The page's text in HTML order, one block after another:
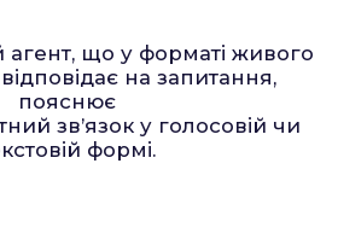
агент, що у форматі живого
на запитання,
пояснює
зв’язок у голосовій чи
формі.